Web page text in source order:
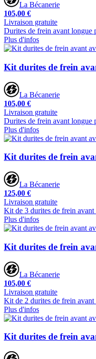
La Bécanerie
105,00 €
Livraison gratuite
Durites de frein avant longue
Plus d'infos
Kit durites de frein
La Bécanerie
105,00 €
Livraison gratuite
Durites de frein avant longue
Plus d'infos
Kit durites de frein
La Bécanerie
125,00 €
Livraison gratuite
Kit de 3 durites de frein avant
Plus d'infos
Kit durites de frein
La Bécanerie
105,00 €
Livraison gratuite
Kit de 2 durites de frein avant
Plus d'infos
Kit durites de frein